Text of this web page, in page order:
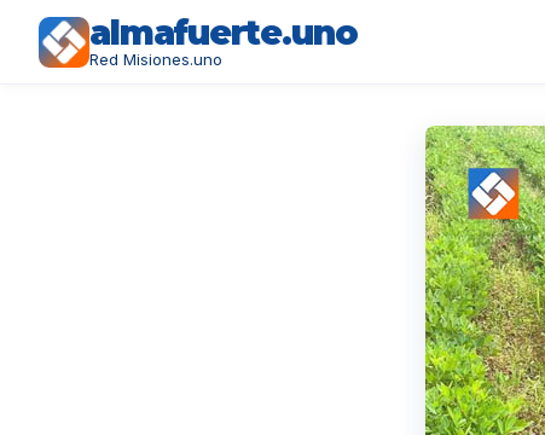
almafuerte.uno
Red Misiones.uno